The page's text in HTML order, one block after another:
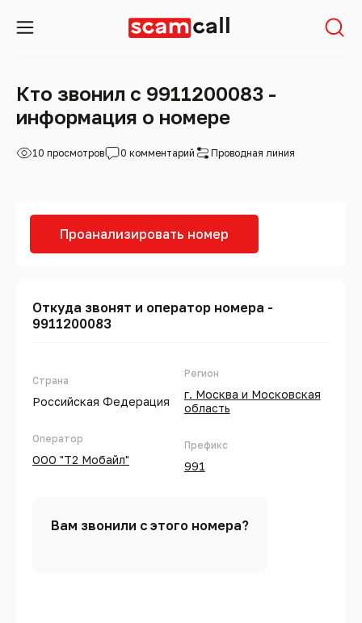
Кто звонил с 9911200083 -
информация о номере
10 просмотров 0 комментарий Проводная линия
Проанализировать номер
Откуда звонят и оператор номера -
9911200083
Страна
Российская Федерация
Оператор
ООО "Т2 Мобайл"
Регион
г. Москва и Московская
область
Префикс
991
Вам звонили с этого номера?